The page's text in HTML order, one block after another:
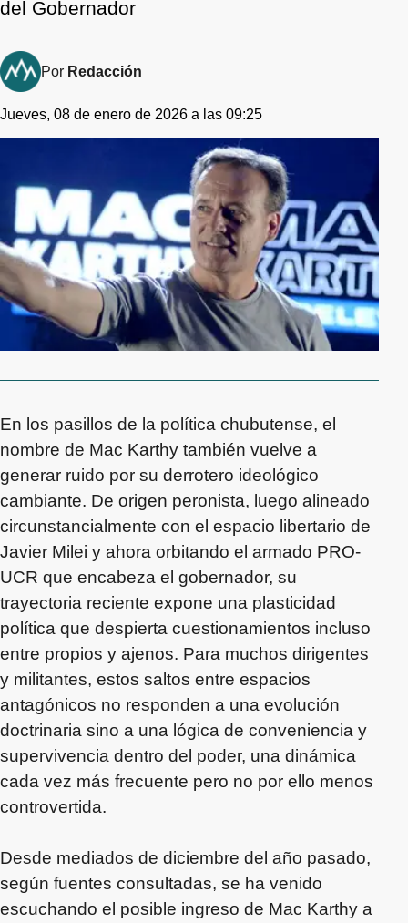
del Gobernador
Por Redacción
Jueves, 08 de enero de 2026 a las 09:25
En los pasillos de la política chubutense, el
nombre de Mac Karthy también vuelve a
generar ruido por su derrotero ideológico
cambiante. De origen peronista, luego alineado
circunstancialmente con el espacio libertario de
Javier Milei y ahora orbitando el armado PRO-
UCR que encabeza el gobernador, su
trayectoria reciente expone una plasticidad
política que despierta cuestionamientos incluso
entre propios y ajenos. Para muchos dirigentes
y militantes, estos saltos entre espacios
antagónicos no responden a una evolución
doctrinaria sino a una lógica de conveniencia y
supervivencia dentro del poder, una dinámica
cada vez más frecuente pero no por ello menos
controvertida.
Desde mediados de diciembre del año pasado,
según fuentes consultadas, se ha venido
escuchando el posible ingreso de Mac Karthy a